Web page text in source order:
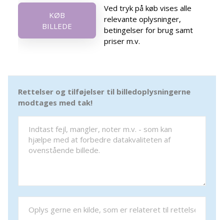
KØB
BILLEDE
Ved tryk på køb vises alle
relevante oplysninger,
betingelser for brug samt
priser m.v.
Rettelser og tilføjelser til billedoplysningerne
modtages med tak!